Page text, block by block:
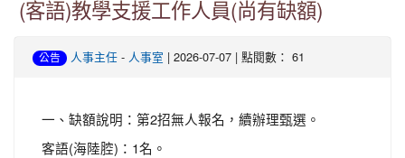
(客語)教學支援工作人員(尚有缺額)
公告 人事主任 - 人事室 | 2026-07-07 | 點閱數： 61
一、缺額說明：第2招無人報名，續辦理甄選。
客語(海陸腔)：1名。